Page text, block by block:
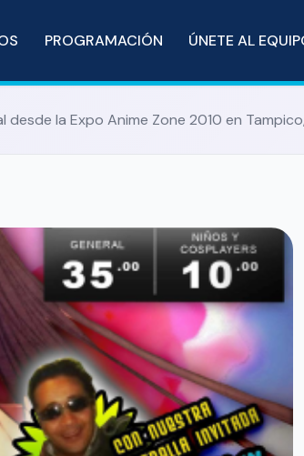
PROGRAMACIÓN ÚNETE AL
desde la Expo Anime Zone 2010 en